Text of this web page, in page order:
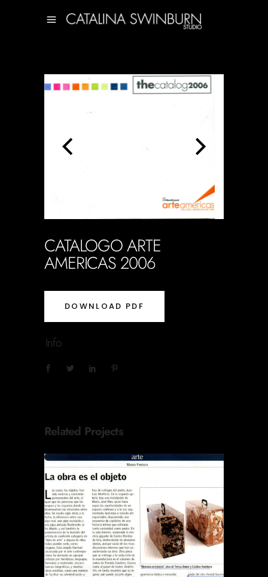
CATALOGO ARTE
AMERICAS 2006
DOWNLOAD PDF
Info
Related Projects
REVISTA EL SÁBADO LA
OBRA ES EL OBJETO
Publications